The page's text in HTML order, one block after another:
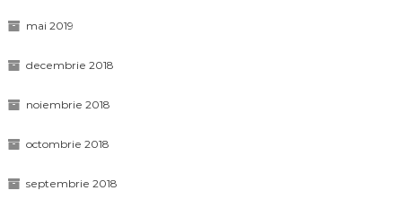
mai 2019
decembrie 2018
noiembrie 2018
octombrie 2018
septembrie 2018